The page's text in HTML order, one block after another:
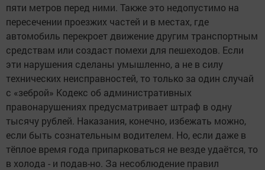
пяти метров перед ними. Также это недопустимо на
пересечении проезжих частей и в местах, где
автомобиль перекроет движение другим транспортным
средствам или создаст помехи для пешеходов. Если
эти нарушения сделаны умышленно, а не в силу
технических неисправностей, то только за один случай
с «зеброй» Кодекс об административных
правонарушениях предусматривает штраф в одну
тысячу рублей. Наказания, конечно, избежать можно,
если быть сознательным водителем. Но, если даже в
тёплое время года припарковаться не везде удаётся, то
в холода - и подав-но. За несоблюдение правил